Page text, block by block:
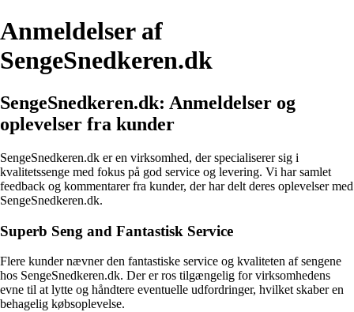
Anmeldelser af
SengeSnedkeren.dk
SengeSnedkeren.dk: Anmeldelser og
oplevelser fra kunder
SengeSnedkeren.dk er en virksomhed, der specialiserer sig i
kvalitetssenge med fokus på god service og levering. Vi har samlet
feedback og kommentarer fra kunder, der har delt deres oplevelser med
SengeSnedkeren.dk.
Superb Seng and Fantastisk Service
Flere kunder nævner den fantastiske service og kvaliteten af sengene
hos SengeSnedkeren.dk. Der er ros tilgængelig for virksomhedens
evne til at lytte og håndtere eventuelle udfordringer, hvilket skaber en
behagelig købsoplevelse.